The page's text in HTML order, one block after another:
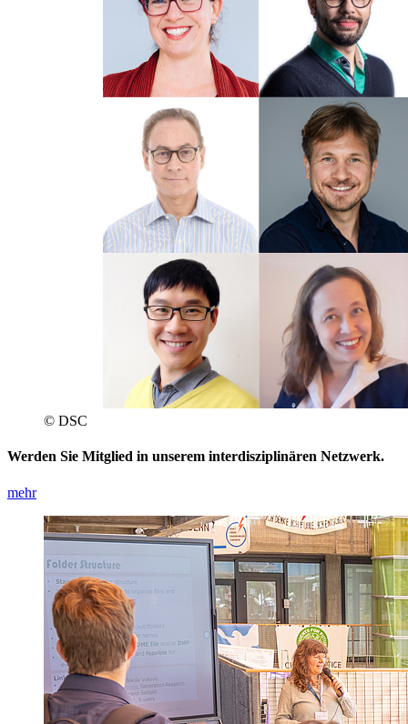
© DSC
Werden Sie Mitglied in unserem interdisziplinären Netzwerk.
mehr